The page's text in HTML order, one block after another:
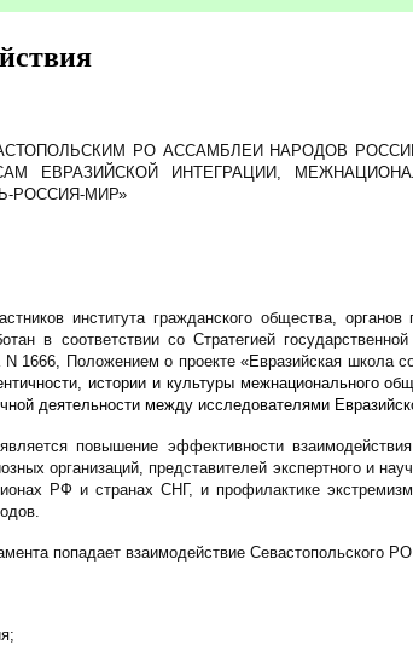
РО АССАМБЛЕИ НАРОДОВ
ЕВРАЗИЙСКОЙ ИНТЕГРАЦИИ,
РОССИЯ-МИР»
института гражданского общества,
в соответствии со Стратегией
1666, Положением о проекте «Евразийская
истории и культуры межнационального
деятельности между исследователями
повышение эффективности
организаций, представителей экспертного и
РФ и странах СНГ, и профилактике
попадает взаимодействие Севастопольского